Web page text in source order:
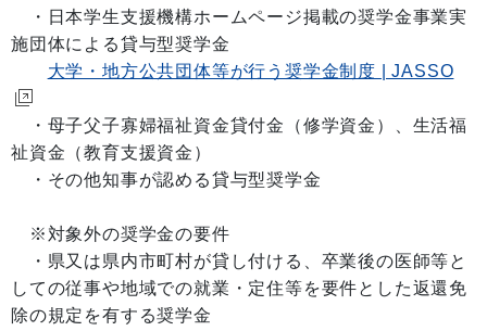
・日本学生支援機構ホームページ掲載の奨学金事業実
施団体による貸与型奨学金
大学・地方公共団体等が行う奨学金制度 | JASSO
・母子父子寡婦福祉資金貸付金（修学資金）、生活福
祉資金（教育支援資金）
・その他知事が認める貸与型奨学金
※対象外の奨学金の要件
・県又は県内市町村が貸し付ける、卒業後の医師等と
しての従事や地域での就業・定住等を要件とした返還免
除の規定を有する奨学金